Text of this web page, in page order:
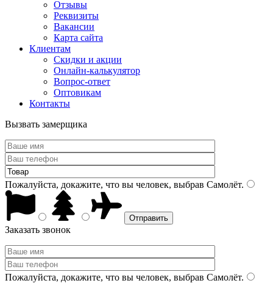
Отзывы
Реквизиты
Вакансии
Карта сайта
Клиентам
Скидки и акции
Онлайн-калькулятор
Вопрос-ответ
Оптовикам
Контакты
Вызвать замерщика
Пожалуйста, докажите, что вы человек, выбрав Самолёт.
Заказать звонок
Пожалуйста, докажите, что вы человек, выбрав Самолёт.